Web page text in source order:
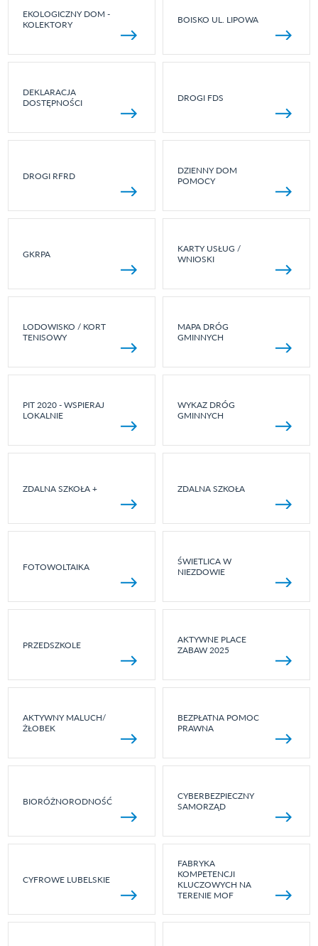
EKOLOGICZNY DOM -
KOLEKTORY
BOISKO UL. LIPOWA
DEKLARACJA
DOSTĘPNOŚCI
DROGI FDS
DROGI RFRD
DZIENNY DOM
POMOCY
GKRPA
KARTY USŁUG /
WNIOSKI
LODOWISKO / KORT
TENISOWY
MAPA DRÓG
GMINNYCH
PIT 2020 - WSPIERAJ
LOKALNIE
WYKAZ DRÓG
GMINNYCH
ZDALNA SZKOŁA + ZDALNA SZKOŁA
FOTOWOLTAIKA
ŚWIETLICA W
NIEZDOWIE
PRZEDSZKOLE
AKTYWNE PLACE
ZABAW 2025
AKTYWNY MALUCH/
ŻŁOBEK
BEZPŁATNA POMOC
PRAWNA
BIORÓŻNORODNOŚĆ
CYBERBEZPIECZNY
SAMORZĄD
CYFROWE LUBELSKIE
FABRYKA
KOMPETENCJI
KLUCZOWYCH NA
TERENIE MOF